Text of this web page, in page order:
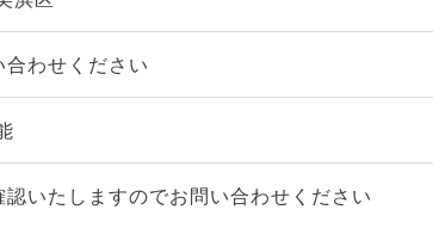
わせください
いたしますのでお問い合わせください